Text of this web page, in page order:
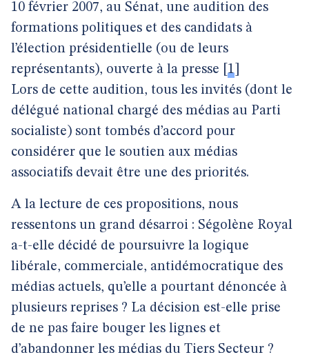
10 février 2007, au Sénat, une audition des
formations politiques et des candidats à
l’élection présidentielle (ou de leurs
représentants), ouverte à la presse
1
Lors de cette audition, tous les invités (dont le
délégué national chargé des médias au Parti
socialiste) sont tombés d’accord pour
considérer que le soutien aux médias
associatifs devait être une des priorités.
A la lecture de ces propositions, nous
ressentons un grand désarroi : Ségolène Royal
a-t-elle décidé de poursuivre la logique
libérale, commerciale, antidémocratique des
médias actuels, qu’elle a pourtant dénoncée à
plusieurs reprises ? La décision est-elle prise
de ne pas faire bouger les lignes et
d’abandonner les médias du Tiers Secteur ?